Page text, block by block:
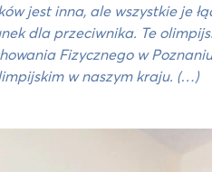
jest inna, ale wszystkie je
dla przeciwnika. Te
Fizycznego w
w naszym kraju. (…)